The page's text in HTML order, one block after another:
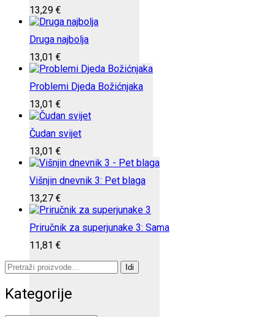
13,29 €
Druga najbolja
13,01 €
Problemi Djeda Božićnjaka
13,01 €
Čudan svijet
13,01 €
Višnjin dnevnik 3: Pet blaga
13,27 €
Priručnik za superjunake 3: Sama
11,81 €
Pretraži:
Idi
Kategorije